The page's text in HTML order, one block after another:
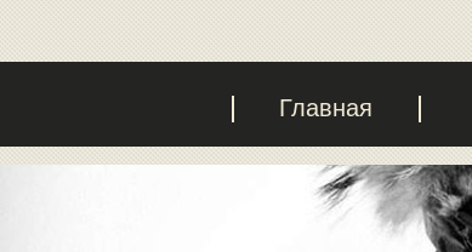
Главная